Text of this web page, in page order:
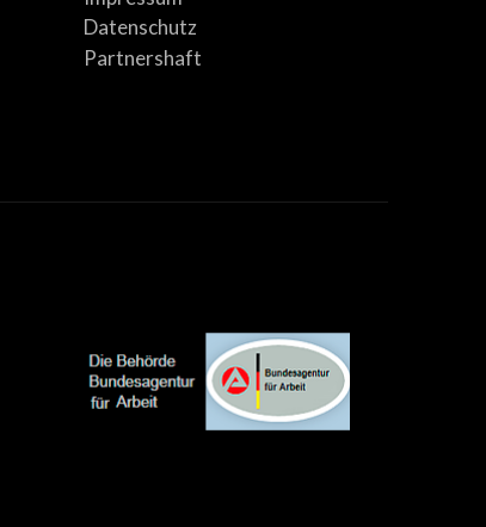
Datenschutz
Partnershaft